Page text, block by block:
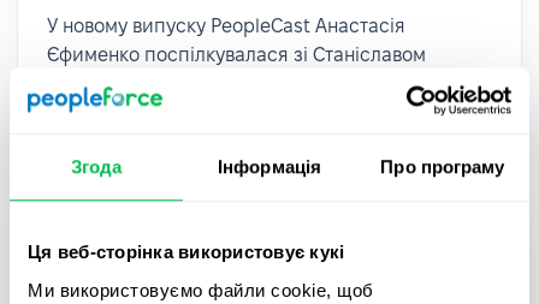
Згода Інформація Про програму
Ця веб-сторінка використовує кукі
Ми використовуємо файли cookie, щоб
У новому випуску PeopleCast Анастасія
Єфименко поспілкувалася зі Станіславом
Омельченком, HR-консультант з управління
талантами та корпоративною культурою.